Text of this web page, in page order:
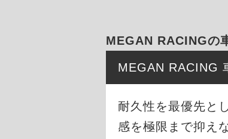
MEGAN RACINGの
MEGAN RACING
耐久性を最優先と
感を極限まで抑え